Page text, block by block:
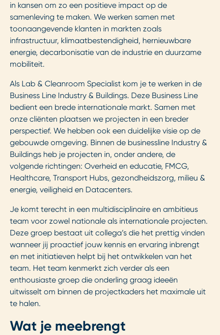
in kansen om zo een positieve impact op de
samenleving te maken. We werken samen met
toonaangevende klanten in markten zoals
infrastructuur, klimaatbestendigheid, hernieuwbare
energie, decarbonisatie van de industrie en duurzame
mobiliteit.
Als Lab & Cleanroom Specialist kom je te werken in de
Business Line Industry & Buildings. Deze Business Line
bedient een brede internationale markt. Samen met
onze cliënten plaatsen we projecten in een breder
perspectief. We hebben ook een duidelijke visie op de
gebouwde omgeving. Binnen de businessline Industry &
Buildings heb je projecten in, onder andere, de
volgende richtingen: Overheid en educatie, FMCG,
Healthcare, Transport Hubs, gezondheidszorg, milieu &
energie, veiligheid en Datacenters.
Je komt terecht in een multidisciplinaire en ambitieus
team voor zowel nationale als internationale projecten.
Deze groep bestaat uit collega’s die het prettig vinden
wanneer jij proactief jouw kennis en ervaring inbrengt
en met initiatieven helpt bij het ontwikkelen van het
team. Het team kenmerkt zich verder als een
enthousiaste groep die onderling graag ideeën
uitwisselt om binnen de projectkaders het maximale uit
te halen.
Wat je meebrengt